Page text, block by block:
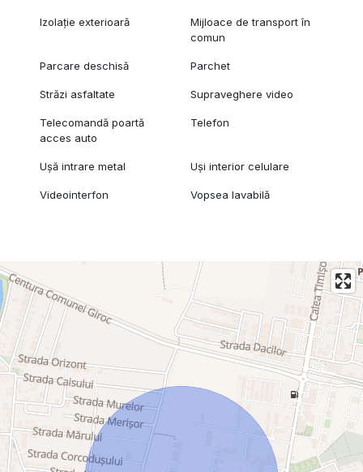
Izolație exterioară
Mijloace de transport în
comun
Parcare deschisă Parchet
Străzi asfaltate Supraveghere video
Telecomandă poartă
acces auto
Telefon
Ușă intrare metal Uși interior celulare
Videointerfon Vopsea lavabilă